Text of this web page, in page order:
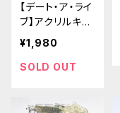
【デート・ア・ライ
ブ】アクリルキー
ハンガー（時崎
狂三）
¥1,980
SOLD OUT